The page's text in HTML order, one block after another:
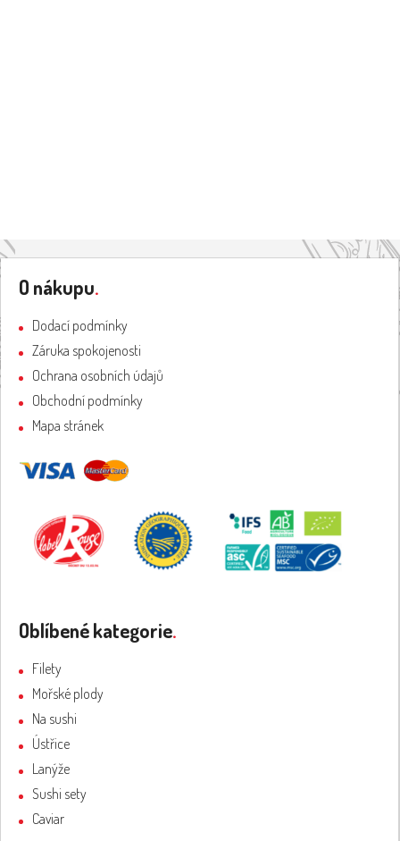
Z
a
t
í
O nákupu.
Dodací podmínky
Záruka spokojenosti
Ochrana osobních údajů
Obchodní podmínky
Mapa stránek
Oblíbené kategorie.
Filety
Mořské plody
Na sushi
Ústřice
Lanýže
Sushi sety
Caviar